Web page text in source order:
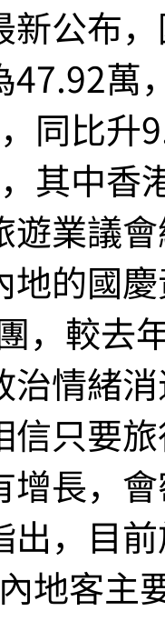
新公布
47.92萬
同比升
其中香
遊業議
地的國
，較去
治情緒
信只要
增長，
出，目
地客主